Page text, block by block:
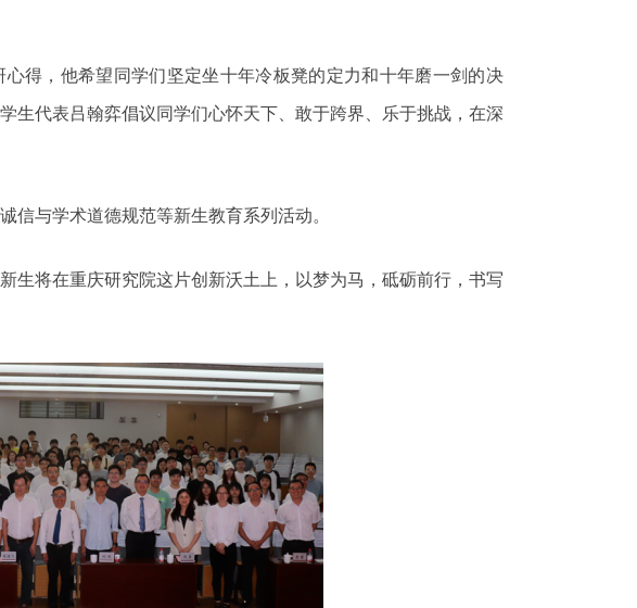
得，他希望同学们坚定坐十年冷板凳的定力和十年磨一剑的决
生代表吕翰弈倡议同学们心怀天下、敢于跨界、乐于挑战，在深
信与学术道德规范等新生教育系列活动。
生将在重庆研究院这片创新沃土上，以梦为马，砥砺前行，书写